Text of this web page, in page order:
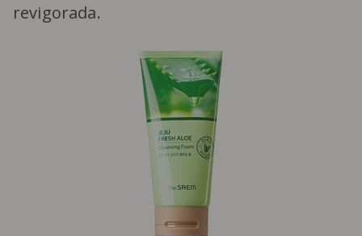
revigorada.